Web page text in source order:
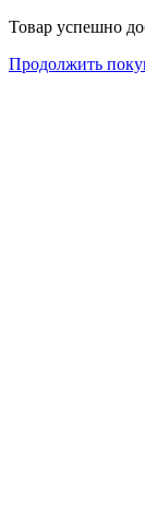
Товар успешно
Продолжить